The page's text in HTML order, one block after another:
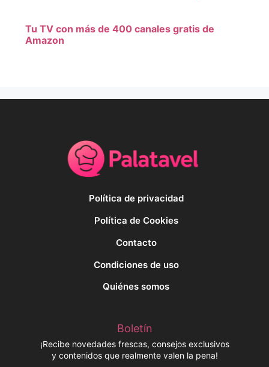
Tu TV con más de 400 canales gratis de
Amazon
Política de privacidad
Política de Cookies
Contacto
Condiciones de uso
Quiénes somos
Boletín
¡Recibe novedades frescas, consejos exclusivos
y contenidos que realmente valen la pena!